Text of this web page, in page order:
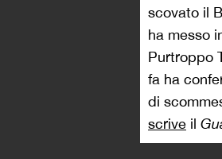
scovato il
ha messo
Purtroppo
fa ha
di
scrive il